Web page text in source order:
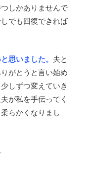
しかありませんで
でも回復できれば
思いました。 夫と
がとうと言い始め
しずつ変えていき
が私を手伝ってく
らかくなりまし